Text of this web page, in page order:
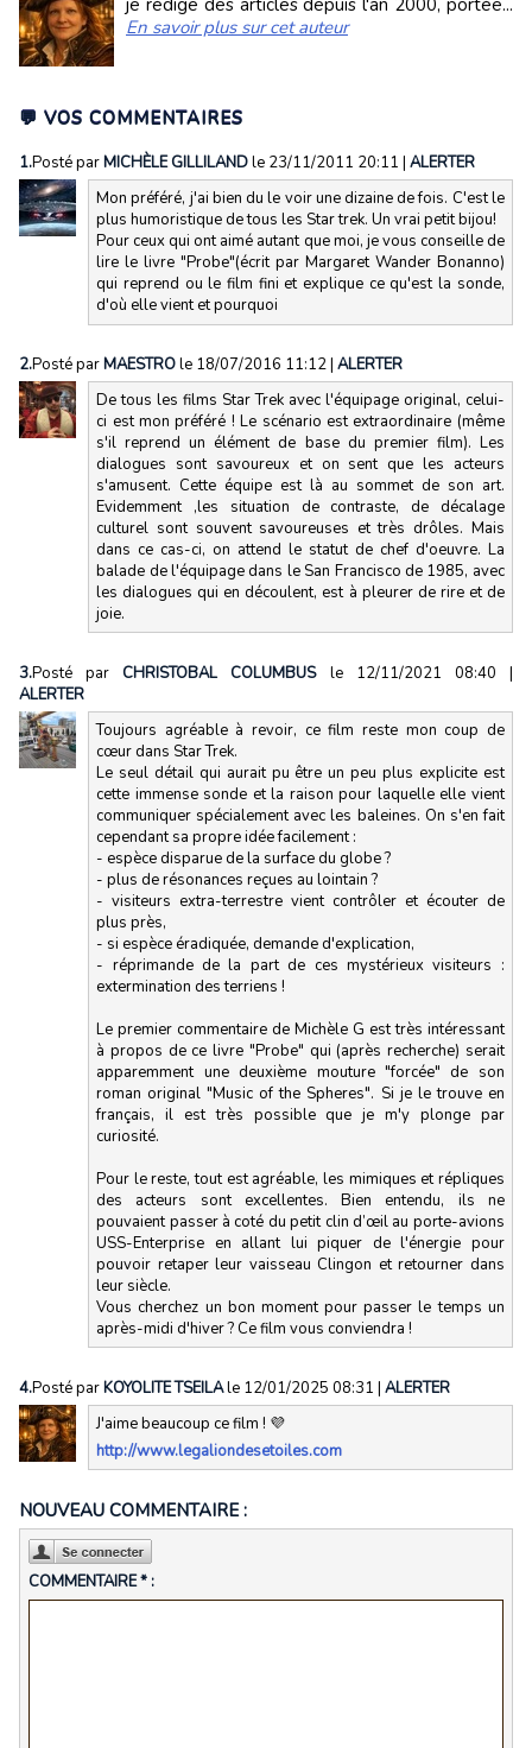
je rédige des articles depuis l'an 2000, portée...
En savoir plus sur cet auteur
💬 VOS COMMENTAIRES
1.Posté parMICHÈLE GILLILANDle 23/11/2011 20:11 | ALERTER
Mon préféré, j'ai bien du le voir une dizaine de fois. C'est le
plus humoristique de tous les Star trek. Un vrai petit bijou!
Pour ceux qui ont aimé autant que moi, je vous conseille de
lire le livre "Probe"(écrit par Margaret Wander Bonanno)
qui reprend ou le film fini et explique ce qu'est la sonde,
d'où elle vient et pourquoi
2.Posté parMAESTROle 18/07/2016 11:12| ALERTER
De tous les films Star Trek avec l'équipage original, celui-
ci est mon préféré ! Le scénario est extraordinaire (même
s'il reprend un élément de base du premier film). Les
dialogues sont savoureux et on sent que les acteurs
s'amusent. Cette équipe est là au sommet de son art.
Evidemment ,les situation de contraste, de décalage
culturel sont souvent savoureuses et très drôles. Mais
dans ce cas-ci, on attend le statut de chef d'oeuvre. La
balade de l'équipage dans le San Francisco de 1985, avec
les dialogues qui en découlent, est à pleurer de rire et de
joie.
3.Posté parCHRISTOBAL COLUMBUS le 12/11/2021 08:40|
ALERTER
Toujours agréable à revoir, ce film reste mon coup de
cœur dans Star Trek.
Le seul détail qui aurait pu être un peu plus explicite est
cette immense sonde et la raison pour laquelle elle vient
communiquer spécialement avec les baleines. On s'en fait
cependant sa propre idée facilement :
- espèce disparue de la surface du globe ?
- plus de résonances reçues au lointain ?
- visiteurs extra-terrestre vient contrôler et écouter de
plus près,
- si espèce éradiquée, demande d'explication,
- réprimande de la part de ces mystérieux visiteurs :
extermination des terriens !
Le premier commentaire de Michèle G est très intéressant
à propos de ce livre "Probe" qui (après recherche) serait
apparemment une deuxième mouture "forcée" de son
roman original "Music of the Spheres". Si je le trouve en
français, il est très possible que je m'y plonge par
curiosité.
Pour le reste, tout est agréable, les mimiques et répliques
des acteurs sont excellentes. Bien entendu, ils ne
pouvaient passer à coté du petit clin d’œil au porte-avions
USS-Enterprise en allant lui piquer de l'énergie pour
pouvoir retaper leur vaisseau Clingon et retourner dans
leur siècle.
Vous cherchez un bon moment pour passer le temps un
après-midi d'hiver ? Ce film vous conviendra !
4.Posté parKOYOLITE TSEILAle 12/01/2025 08:31 | ALERTER
J'aime beaucoup ce film ! 💜
http://www.legaliondesetoiles.com
NOUVEAU COMMENTAIRE :
COMMENTAIRE * :